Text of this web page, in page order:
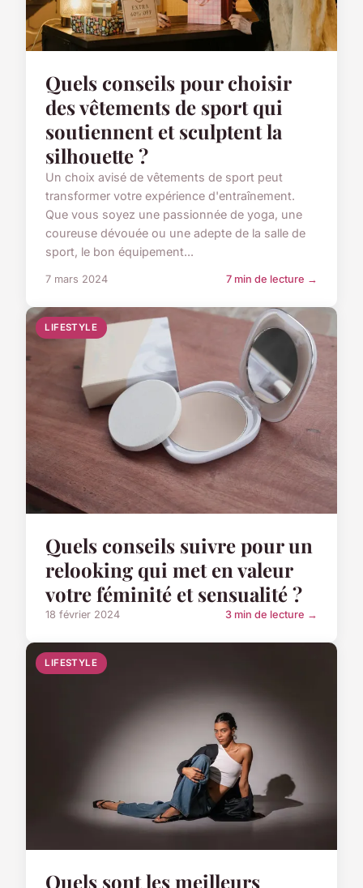
Quels conseils pour choisir
des vêtements de sport qui
soutiennent et sculptent la
silhouette ?
Un choix avisé de vêtements de sport peut
transformer votre expérience d'entraînement.
Que vous soyez une passionnée de yoga, une
coureuse dévouée ou une adepte de la salle de
sport, le bon équipement...
7 mars 2024 7 min de lecture →
LIFESTYLE
Quels conseils suivre pour un
relooking qui met en valeur
votre féminité et sensualité ?
18 février 2024 3 min de lecture →
LIFESTYLE
Quels sont les meilleurs